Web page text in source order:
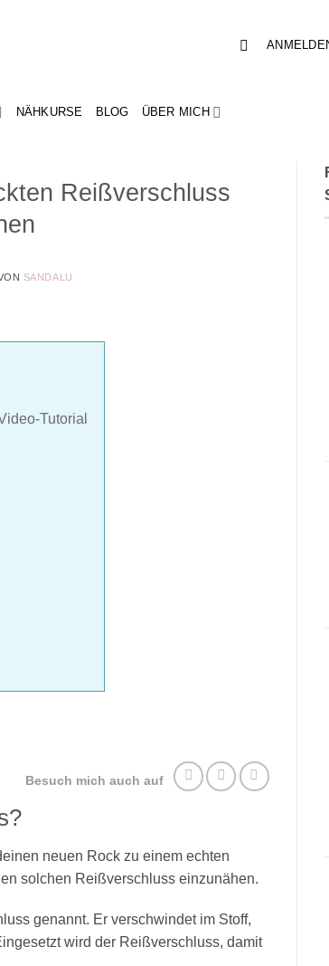
NÄHKURSE BLOG ÜBER MICH
Reißverschluss
SANDALU
Tutorial
Besuch mich auch auf
neuen Rock zu einem echten
solchen Reißverschluss einzunähen.
genannt. Er verschwindet im Stoff,
wird der Reißverschluss, damit